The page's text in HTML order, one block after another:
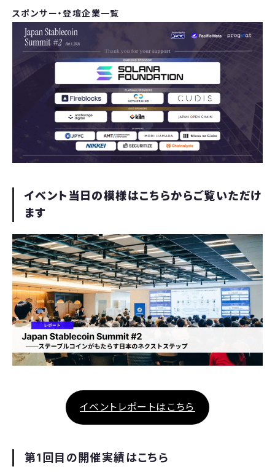
スポンサー・登壇企業一覧
イベント当日の模様はこちらからご覧いただけ
ます
イベントレポートはこちら
第1回目の開催実績はこちら